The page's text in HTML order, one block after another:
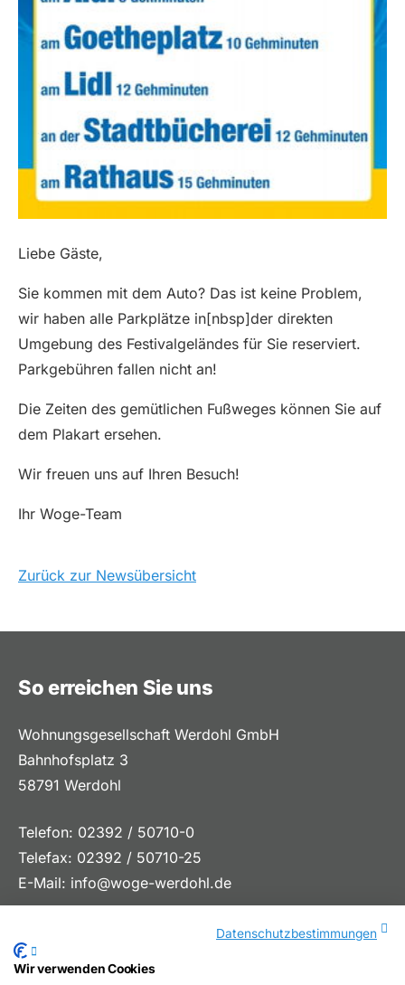
Liebe Gäste,
Sie kommen mit dem Auto? Das ist keine Problem,
wir haben alle Parkplätze in[nbsp]der direkten
Umgebung des Festivalgeländes für Sie reserviert.
Parkgebühren fallen nicht an!
Die Zeiten des gemütlichen Fußweges können Sie auf
dem Plakart ersehen.
Wir freuen uns auf Ihren Besuch!
Ihr Woge-Team
Zurück zur Newsübersicht
So erreichen Sie uns
Wohnungsgesellschaft Werdohl GmbH
Bahnhofsplatz 3
58791 Werdohl
Telefon: 02392 / 50710-0
Telefax: 02392 / 50710-25
E-Mail: info@woge-werdohl.de
Datenschutzbestimmungen
Wir verwenden Cookies